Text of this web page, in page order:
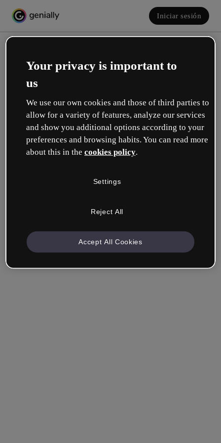
Iniciar sesión
Crea tu cuenta, ¡gratis!
¿Cuál describe mejor tu rol?
Trabajo en una escuela o universidad.
Empresa & Profesionales
Your privacy is important to
us
We use our own cookies and those of third parties to
allow for a variety of features, analyze our services
and show you additional options according to your
preferences and browsing habits. You can read more
about this in the cookies policy.
Settings
Reject All
Accept All Cookies